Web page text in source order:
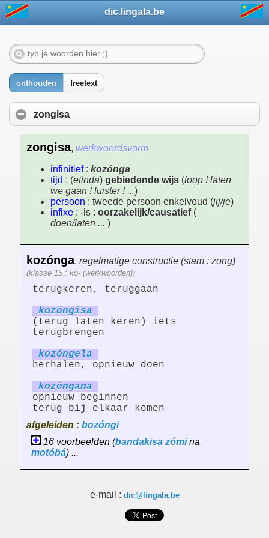
dic.lingala.be
onthouden freetext
zongisa
zongisa, werkwoordsvorm
infinitief: kozónga
tijd : (etinda) gebiedende wijs (loop ! laten
we gaan ! luister ! ...)
persoon : tweede persoon enkelvoud (jij/je)
infixe : -is : oorzakelijk/causatief(
doen/laten ... )
kozónga, regelmatige constructie (stam : zong)
(klasse 15 : ko- (werkwoorden))
terugkeren, teruggaan
kozóngisa
(terug laten keren) iets
terugbrengen
kozóngela
herhalen, opnieuw doen
kozóngana
opnieuw beginnen
terug bij elkaar komen
afgeleiden : bozóngi
16 voorbeelden (bandakisa zómina
motóbá) ...
e-mail : dic@lingala.be